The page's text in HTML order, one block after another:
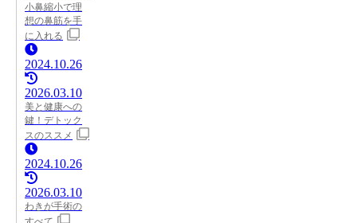
小鼻縮小で理
想の鼻筋を手
に入れる
2024.10.26
2026.03.10
美と健康への
鍵！デトック
スのススメ
2024.10.26
2026.03.10
わきが手術の